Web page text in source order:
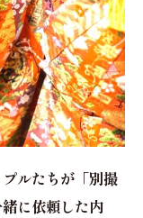
ルたちが「別撮
に依頼した内